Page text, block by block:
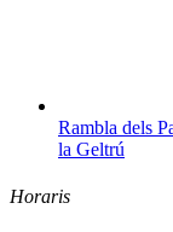
Rambla dels
la Geltrú
Horaris